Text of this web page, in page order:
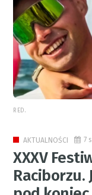
RED.
AKTUALNOŚCI 7
XXXV
Raciborzu.